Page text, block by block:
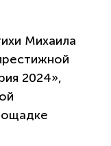
Михаила
2024»,